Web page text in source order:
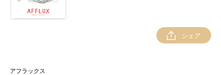
アフラックス
シェア